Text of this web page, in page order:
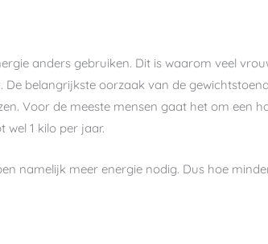
anders gebruiken. Dit is waarom veel
belangrijkste oorzaak van de
Voor de meeste mensen gaat het om een
1 kilo per jaar.
namelijk meer energie nodig. Dus hoe